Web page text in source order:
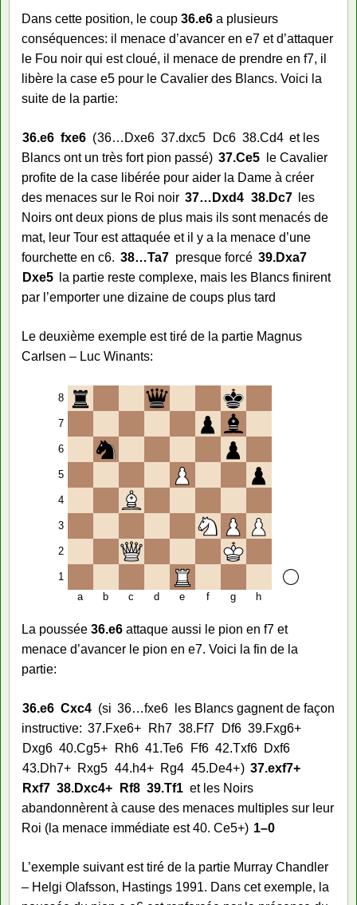
Dans cette position, le coup 36.e6 a plusieurs
conséquences: il menace d’avancer en e7 et d’attaquer
le Fou noir qui est cloué, il menace de prendre en f7, il
libère la case e5 pour le Cavalier des Blancs. Voici la
suite de la partie:
36.e6 fxe6 36… Dxe6 37.dxc5 Dc6 38.Cd4 et les
Blancs ont un très fort pion passé
37.Ce5
le Cavalier
profite de la case libérée pour aider la Dame à créer
des menaces sur le Roi noir 37… Dxd4 38.Dc7
les
Noirs ont deux pions de plus mais ils sont menacés de
mat, leur Tour est attaquée et il y a la menace d’une
fourchette en c6. 38…Ta7 presque forcé 39.Dxa7
Dxe5
la partie reste complexe, mais les Blancs finirent
par l’emporter une dizaine de coups plus tard
Le deuxième exemple est tiré de la partie Magnus
Carlsen – Luc Winants:
8
7
6
5
4
3
2
1
a
b c d e f g h
La poussée 36.e6 attaque aussi le pion en f7 et
menace d’avancer le pion en e7. Voici la fin de la
partie:
36.e6 Cxc4 si 36…fxe6
les Blancs gagnent de façon
instructive: 37.Fxe6+ Rh7 38.Ff7 Df6 39.Fxg6+
Dxg6 40.Cg5+ Rh6 41.Te6 Ff6 42.Txf6 Dxf6
43.Dh7+ Rxg5 44.h4+ Rg4 45.De4+ 37.exf7+
Rxf7 38.Dxc4+ Rf8 39.Tf1 et les Noirs
abandonnèrent à cause des menaces multiples sur leur
Roi (la menace immédiate est 40. Ce5+) 1–0
L’exemple suivant est tiré de la partie Murray Chandler
– Helgi Olafsson, Hastings 1991. Dans cet exemple, la